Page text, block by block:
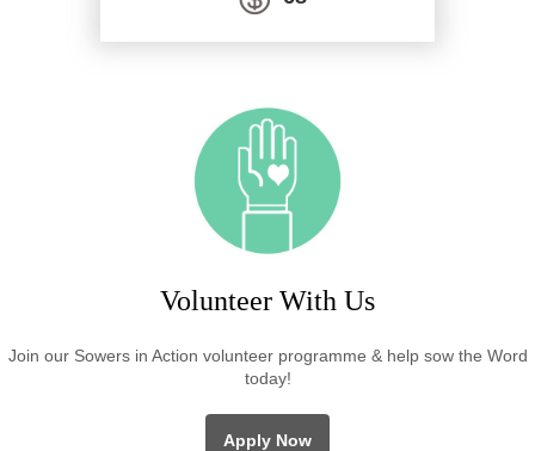
解释：纵观上下文，捕捉真理核心。
早鸟优惠进行中！名额有限，邀你一同领
时间：20:00-21:30新加坡时间
费用：早鸟价48新币（原价68新币）
早鸟价截至日期8月3日，报名截止日期8
PDPA * 在向我们提供您个人资料的同
时，就表示您已同意让新加坡圣经公会和
属下的各项事工按照本会网页上的隐私政
策来收集、使用您的个人信息数据。我们
Volunteer With Us
Join our Sowers in Action volunteer programme & help sow the Word
today!
Apply Now